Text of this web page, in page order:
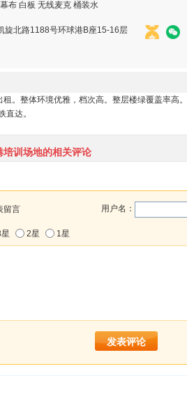
布 白板 无线麦克 桶装水
旋北路1188号环球港B座15-16层
。整体环境优雅，档次高。整层楼绿覆盖率高。
直达。
培训场地的相关评论
留言 用户名：
2星
1星